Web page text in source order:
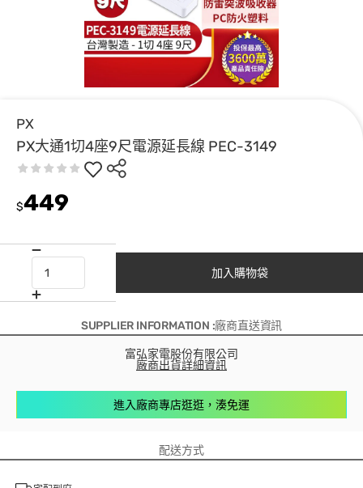
PX
PX大通1切4座9尺電源延長線 PEC-3149
$449
加入購物袋
SUPPLIER INFORMATION :廠商直送資訊
富弘家電股份有限公司
廠商出貨詳細資訊
進入廠商專店逛逛，湊免運
配送方式